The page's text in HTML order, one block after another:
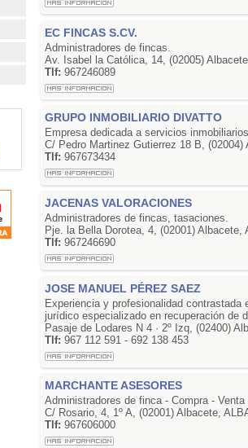
EC FINCAS S.CV.
Administradores de fincas.
Av. Isabel la Católica, 14, (02005)
Tlf:967246089
GRUPO INMOBILIARIO DIVATTO
Empresa dedicada a servicios
C/ Pedro Martinez Gutierrez 18 B, (02004)
Tlf:967673434
JACENAS VALORACIONES
Administradores de fincas, tasaciones.
Pje. la Bella Dorotea, 4, (02001) Albacete,
Tlf:967246690
JOSE MANUEL PÉREZ SAEZ
Experiencia y profesionalidad
jurídico especializado en recuperación de
Pasaje de Lodares N 4 · 2º Izq, (02400)
Tlf:967 112 591 - 692 138 453
MARCHANTE ASESORES
Administradores de finca - Compra -
C/ Rosario, 4, 1º A, (02001) Albacete,
Tlf:967606000